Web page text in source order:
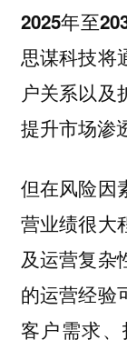
2025年至
思谋科技将
户关系以及
提升市场渗
但在风险因
营业绩很大
及运营复杂
的运营经验
客户需求